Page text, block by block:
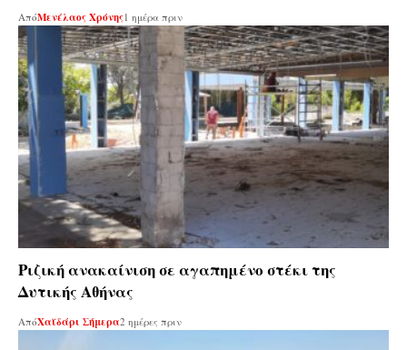
ΑπόΜενέλαος Χρόνης1 ημέρα πριν
Ριζική ανακαίνιση σε αγαπημένο στέκι της
Δυτικής Αθήνας
ΑπόΧαϊδάρι Σήμερα2 ημέρες πριν